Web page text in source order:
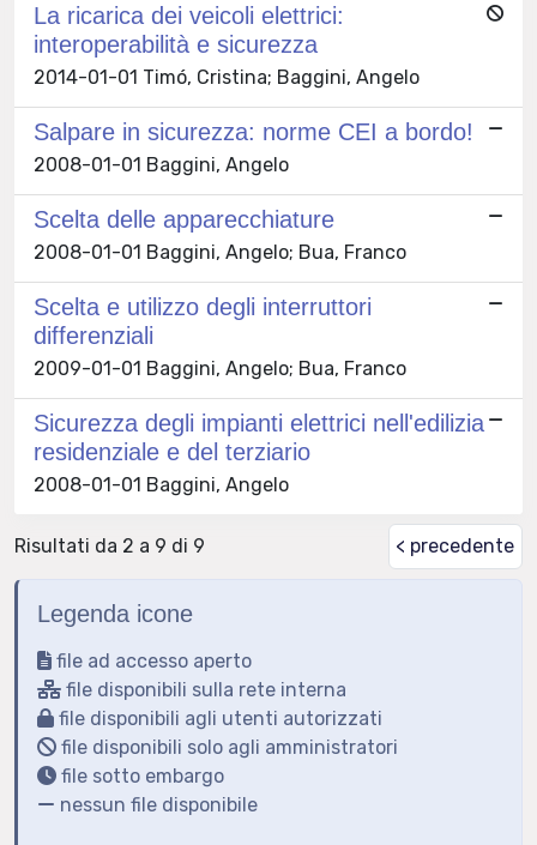
La ricarica dei veicoli elettrici:
interoperabilità e sicurezza
2014-01-01 Timó, Cristina; Baggini, Angelo
Salpare in sicurezza: norme CEI a bordo!
2008-01-01 Baggini, Angelo
Scelta delle apparecchiature
2008-01-01 Baggini, Angelo; Bua, Franco
Scelta e utilizzo degli interruttori
differenziali
2009-01-01 Baggini, Angelo; Bua, Franco
Sicurezza degli impianti elettrici nell'edilizia
residenziale e del terziario
2008-01-01 Baggini, Angelo
Risultati da 2 a 9 di 9 < precedente
Legenda icone
file ad accesso aperto
file disponibili sulla rete interna
file disponibili agli utenti autorizzati
file disponibili solo agli amministratori
file sotto embargo
nessun file disponibile